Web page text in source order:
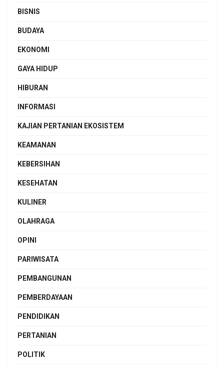
BISNIS
BUDAYA
EKONOMI
GAYA HIDUP
HIBURAN
INFORMASI
KAJIAN PERTANIAN EKOSISTEM
KEAMANAN
KEBERSIHAN
KESEHATAN
KULINER
OLAHRAGA
OPINI
PARIWISATA
PEMBANGUNAN
PEMBERDAYAAN
PENDIDIKAN
PERTANIAN
POLITIK